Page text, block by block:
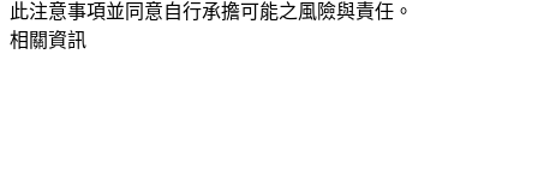
此注意事項並同意自行承擔可能之風險與責任。
相關資訊